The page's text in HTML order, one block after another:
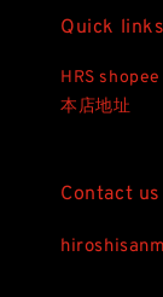
Quick links
HRS shopee
本店地址
Contact us